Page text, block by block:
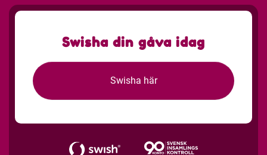
Swisha din gåva idag
Swisha här